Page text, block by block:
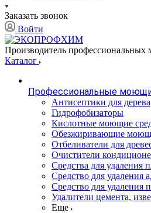
Заказать звонок
Войти
Производитель
Каталог
Профессиональные
Антисептики для дерева
Гидрофобизаторы
Кислотные моющие
Обезжиривающие
Отбеливатели для
Очистители
Средства для удаления
Средство для удаления
Средство для удаления
Удалители цемента,
Еще